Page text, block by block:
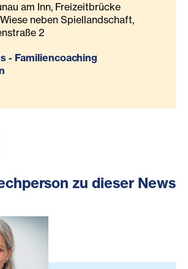
am Inn, Freizeitbrücke
neben Spiellandschaft,
2
- Familiencoaching
zu dieser News